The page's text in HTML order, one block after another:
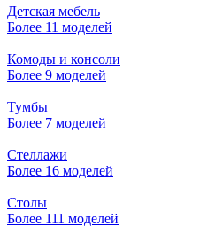
Детская мебель
Более 11 моделей
Комоды и консоли
Более 9 моделей
Тумбы
Более 7 моделей
Стеллажи
Более 16 моделей
Столы
Более 111 моделей